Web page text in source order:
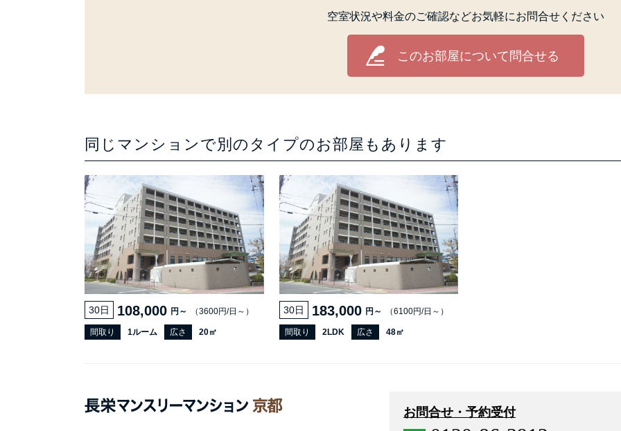
空室状況や料金のご確認などお気軽にお問合せください
このお部屋について問合せる
同じマンションで別のタイプのお部屋もあります
30日 108,000 円～ （3600円/日～）
間取り 1ルーム 広さ 20㎡
30日 183,000 円～ （6100円/日～）
間取り 2LDK 広さ 48㎡
お問合せ・予約受付